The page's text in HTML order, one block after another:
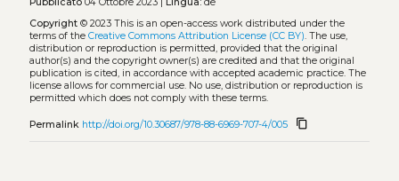
Copyright© 2023 This is an open-access work distributed under the
terms of the Creative Commons Attribution License (CC BY). The use,
distribution or reproduction is permitted, provided that the original
author(s) and the copyright owner(s) are credited and that the original
publication is cited, in accordance with accepted academic practice. The
license allows for commercial use. No use, distribution or reproduction is
permitted which does not comply with these terms.
Permalink http://doi.org/10.30687/978-88-6969-707-4/005 content_copy